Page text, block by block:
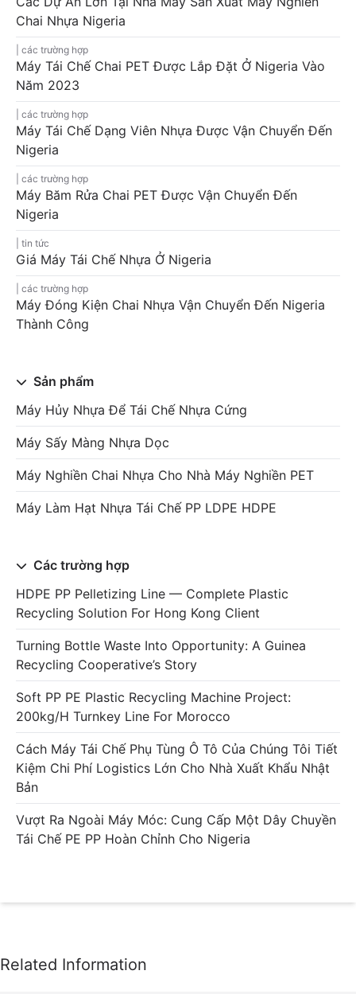
Chai Nhựa Nigeria
các trường hợp
Máy Tái Chế Chai PET Được Lắp Đặt Ở Nigeria Vào
Năm 2023
các trường hợp
Máy Tái Chế Dạng Viên Nhựa Được Vận Chuyển Đến
Nigeria
các trường hợp
Máy Băm Rửa Chai PET Được Vận Chuyển Đến
Nigeria
tin tức
Giá Máy Tái Chế Nhựa Ở Nigeria
các trường hợp
Máy Đóng Kiện Chai Nhựa Vận Chuyển Đến Nigeria
Thành Công
Sản phẩm
Máy Hủy Nhựa Để Tái Chế Nhựa Cứng
Máy Sấy Màng Nhựa Dọc
Máy Nghiền Chai Nhựa Cho Nhà Máy Nghiền PET
Máy Làm Hạt Nhựa Tái Chế PP LDPE HDPE
Các trường hợp
HDPE PP Pelletizing Line — Complete Plastic
Recycling Solution For Hong Kong Client
Turning Bottle Waste Into Opportunity: A Guinea
Recycling Cooperative’s Story
Soft PP PE Plastic Recycling Machine Project:
200kg/h Turnkey Line For Morocco
Cách Máy Tái Chế Phụ Tùng Ô Tô Của Chúng Tôi Tiết
Kiệm Chi Phí Logistics Lớn Cho Nhà Xuất Khẩu Nhật
Bản
Vượt Ra Ngoài Máy Móc: Cung Cấp Một Dây Chuyền
Tái Chế PE PP Hoàn Chỉnh Cho Nigeria